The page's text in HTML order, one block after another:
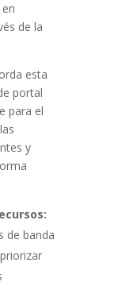
de la
esta
portal
para el
y
de banda